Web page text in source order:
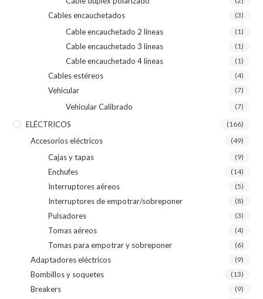
Cables encauchetados (3)
Cable encauchetado 2 líneas (1)
Cable encauchetado 3 líneas (1)
Cable encauchetado 4 líneas (1)
Cables estéreos (4)
Vehicular (7)
Vehicular Calibrado (7)
ELÉCTRICOS (166)
Accesorios eléctricos (49)
Cajas y tapas (9)
Enchufes (14)
Interruptores aéreos (5)
Interruptores de empotrar/sobreponer (8)
Pulsadores (3)
Tomas aéreos (4)
Tomas para empotrar y sobreponer (6)
Adaptadores eléctricos (9)
Bombillos y soquetes (13)
Breakers (9)